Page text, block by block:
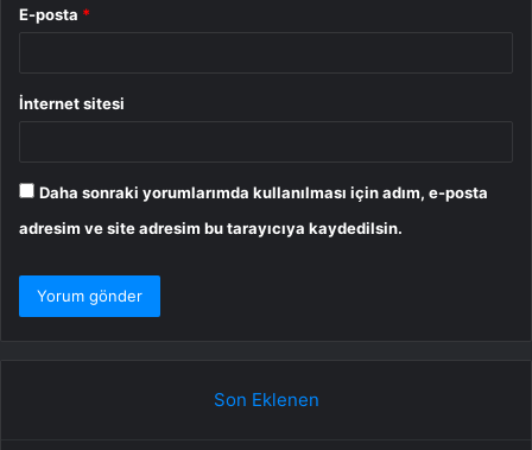
E-posta *
İnternet sitesi
Daha sonraki yorumlarımda kullanılması için adım, e-posta
adresim ve site adresim bu tarayıcıya kaydedilsin.
Son Eklenen